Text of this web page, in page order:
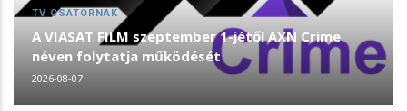
TV CSATORNÁK
A VIASAT FILM szeptember 1-jétől AXN Crime
néven folytatja működését
2026-08-07